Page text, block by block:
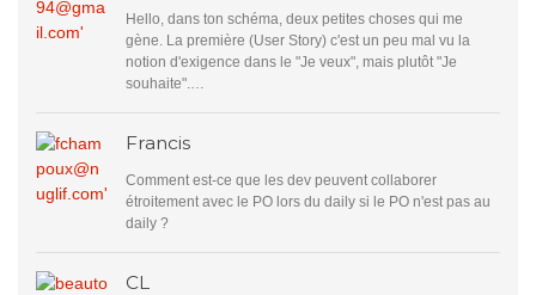
Hello, dans ton schéma, deux petites choses qui me
gène. La première (User Story) c'est un peu mal vu la
notion d'exigence dans le "Je veux", mais plutôt "Je
souhaite".…
Francis
Comment est-ce que les dev peuvent collaborer
étroitement avec le PO lors du daily si le PO n'est pas au
daily ?
CL